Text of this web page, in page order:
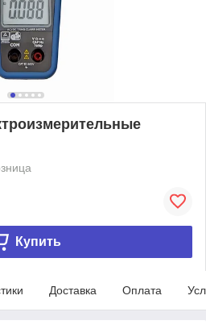
Купить
Доставка Оплата